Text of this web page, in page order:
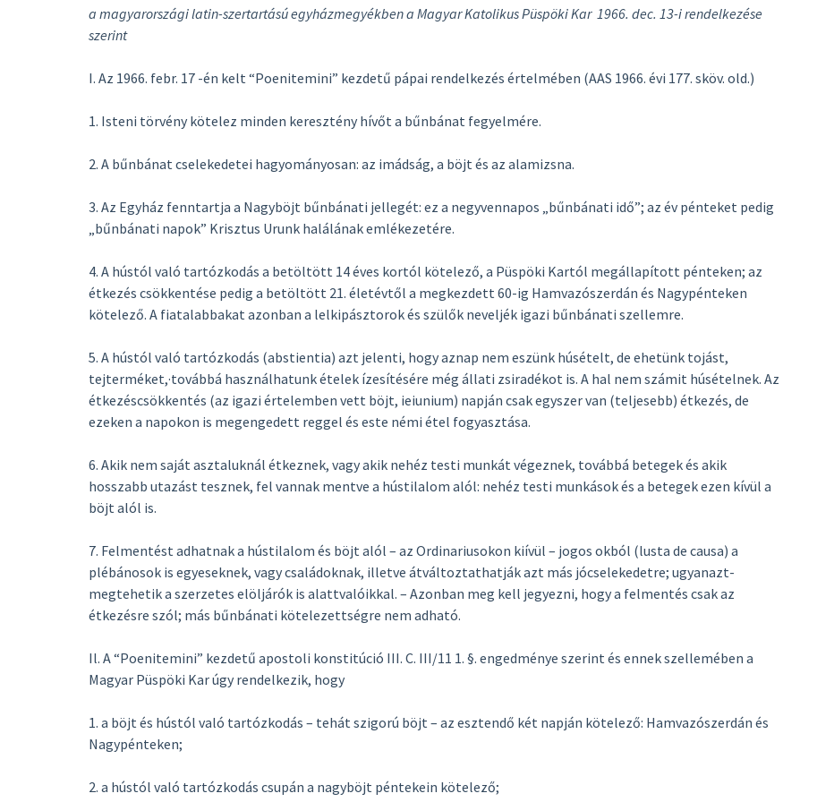
a magyarországi latin-szertartású egyházmegyékben a Magyar Katolikus Püspöki Kar 1966. dec. 13-i rendelkezése
szerint
I. Az 1966. febr. 17 -én kelt “Poenitemini” kezdetű pápai rendelkezés értelmében (AAS 1966. évi 177. sköv. old.)
1. Isteni törvény kötelez minden keresztény hívőt a bűnbánat fegyelmére.
2. A bűnbánat cselekedetei hagyományosan: az imádság, a böjt és az alamizsna.
3. Az Egyház fenntartja a Nagyböjt bűnbánati jellegét: ez a negyvennapos „bűnbánati idő”; az év pénteket pedig
„bűnbánati napok” Krisztus Urunk halálának emlékezetére.
4. A hústól való tartózkodás a betöltött 14 éves kortól kötelező, a Püspöki Kartól megállapított pénteken; az
étkezés csökkentése pedig a betöltött 21. életévtől a megkezdett 60-ig Hamvazószerdán és Nagypénteken
kötelező. A fiatalabbakat azonban a lelkipásztorok és szülők neveljék igazi bűnbánati szellemre.
5. A hústól való tartózkodás (abstientia) azt jelenti, hogy aznap nem eszünk húsételt, de ehetünk tojást,
tejterméket,·továbbá használhatunk ételek ízesítésére még állati zsiradékot is. A hal nem számit húsételnek. Az
étkezéscsökkentés (az igazi értelemben vett böjt, ieiunium) napján csak egyszer van (teljesebb) étkezés, de
ezeken a napokon is megengedett reggel és este némi étel fogyasztása.
6. Akik nem saját asztaluknál étkeznek, vagy akik nehéz testi munkát végeznek, továbbá betegek és akik
hosszabb utazást tesznek, fel vannak mentve a hústilalom alól: nehéz testi munkások és a betegek ezen kívül a
böjt alól is.
7. Felmentést adhatnak a hústilalom és böjt alól – az Ordinariusokon kiívül – jogos okból (lusta de causa) a
plébánosok is egyeseknek, vagy családoknak, illetve átváltoztathatják azt más jócselekedetre; ugyanazt-
megtehetik a szerzetes elöljárók is alattvalóikkal. – Azonban meg kell jegyezni, hogy a felmentés csak az
étkezésre szól; más bűnbánati kötelezettségre nem adható.
Il. A “Poenitemini” kezdetű apostoli konstitúció III. C. III/11 1. §. engedménye szerint és ennek szellemében a
Magyar Püspöki Kar úgy rendelkezik, hogy
1. a böjt és hústól való tartózkodás – tehát szigorú böjt – az esztendő két napján kötelező: Hamvazószerdán és
Nagypénteken;
2. a hústól való tartózkodás csupán a nagyböjt péntekein kötelező;